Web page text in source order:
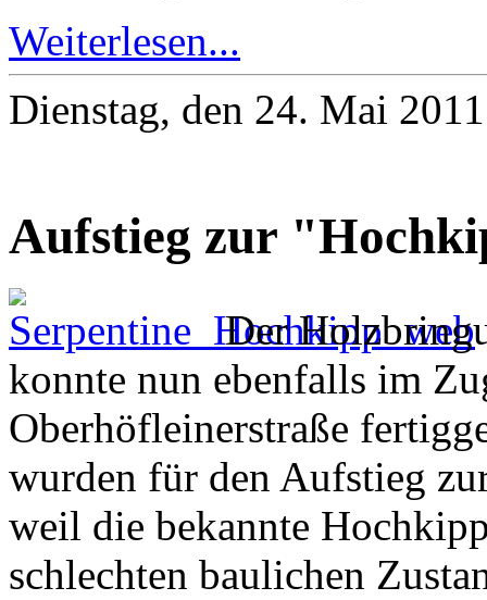
Weiterlesen...
Dienstag, den 24. Mai
Aufstieg zur
Der
konnte nun ebenfalls im
Oberhöfleinerstraße
wurden für den Aufstieg
weil die bekannte
schlechten baulichen